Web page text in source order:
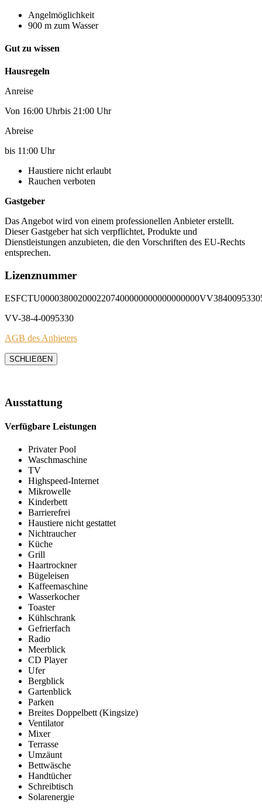
Angelmöglichkeit
900 m zum Wasser
Gut zu wissen
Hausregeln
Anreise
Von 16:00 Uhrbis 21:00 Uhr
Abreise
bis 11:00 Uhr
Haustiere nicht erlaubt
Rauchen verboten
Gastgeber
Das Angebot wird von einem professionellen Anbieter erstellt.
Dieser Gastgeber hat sich verpflichtet, Produkte und
Dienstleistungen anzubieten, die den Vorschriften des EU-Rechts
entsprechen.
Lizenznummer
VV-38-4-0095330
AGB des Anbieters
SCHLIEẞEN
Ausstattung
Verfügbare Leistungen
Privater Pool
Waschmaschine
TV
Highspeed-Internet
Mikrowelle
Kinderbett
Barrierefrei
Haustiere nicht gestattet
Nichtraucher
Küche
Grill
Haartrockner
Bügeleisen
Kaffeemaschine
Wasserkocher
Toaster
Kühlschrank
Gefrierfach
Radio
Meerblick
CD Player
Ufer
Bergblick
Gartenblick
Parken
Breites Doppelbett (Kingsize)
Ventilator
Mixer
Terrasse
Umzäunt
Bettwäsche
Handtücher
Schreibtisch
Solarenergie